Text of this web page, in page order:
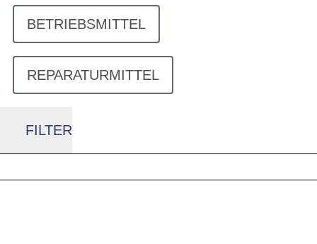
BETRIEBSMITTEL
REPARATURMITTEL
FILTER